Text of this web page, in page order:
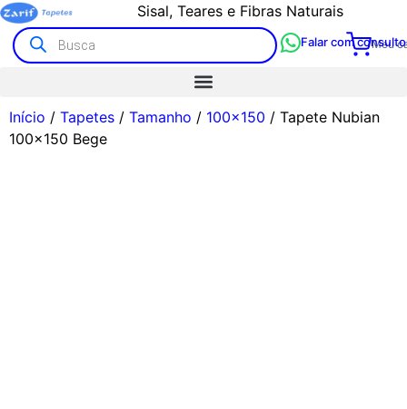
Sisal, Teares e Fibras Naturais
Meu
Falar com
Início / Tapetes / Tamanho / 100x150 / Tapete Nubian
100×150 Bege